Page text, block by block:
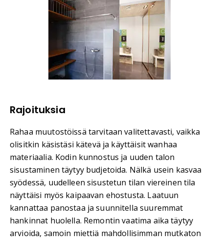
Rajoituksia
Rahaa muutostöissä tarvitaan valitettavasti, vaikka
olisitkin käsistäsi kätevä ja käyttäisit wanhaa
materiaalia. Kodin kunnostus ja uuden talon
sisustaminen täytyy budjetoida. Nälkä usein kasvaa
syödessä, uudelleen sisustetun tilan viereinen tila
näyttäisi myös kaipaavan ehostusta. Laatuun
kannattaa panostaa ja suunnitella suuremmat
hankinnat huolella. Remontin vaatima aika täytyy
arvioida, samoin miettiä mahdollisimman mutkaton